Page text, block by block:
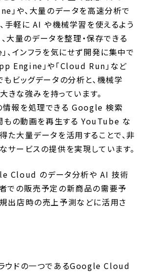
」や、大量のデータを高速分析で
手軽に AI や機械学習を使えるよう
大量のデータを整理・保存できる
、インフラを気にせず開発に集中で
Engine」や「Cloud Run」など
もビッグデータの分析と、機械学
きな強みを持っています。
情報を処理できる Google 検索
もの動画を再生する YouTube な
た大量データを活用することで、非
サービスの提供を実現しています。
Cloud のデータ分析や AI 技術
での販売予定の新商品の需要予
出店時の売上予測などに活用さ
ウドの一つであるGoogle Cloud